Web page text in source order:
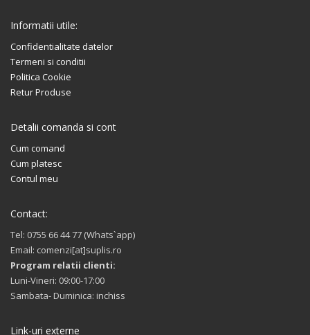
Informatii utile:
Confidentialitate datelor
Termeni si conditii
Politica Cookie
Retur Produse
Detalii comanda si cont
Cum comand
Cum platesc
Contul meu
Contact:
Tel: 0755 66 44 77 (Whats`app)
Email: comenzi[at]suplis.ro
Program relatii clienti:
Luni-Vineri: 09:00-17:00
Sambata- Duminica: inchiss
Link-uri externe